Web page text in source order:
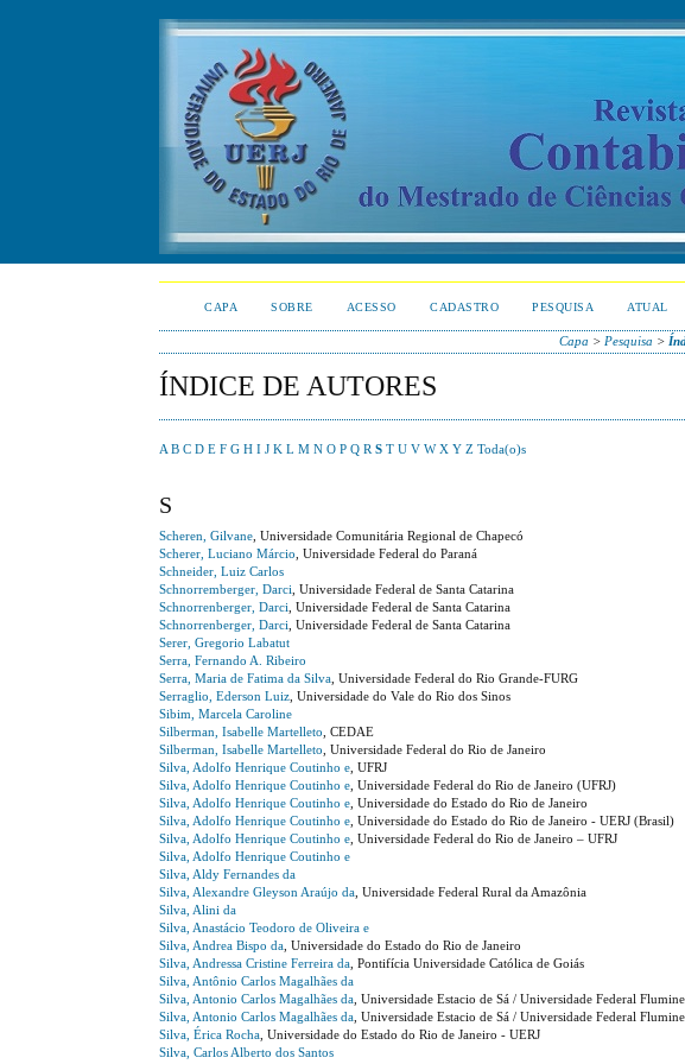
CAPA SOBRE ACESSO CADASTRO PESQUISA ATUAL
Capa > Pesquisa >
ÍNDICE DE AUTORES
A B C D E F G H I J K L M N O P Q R S T U V W X Y Z Toda(o)s
S
Scheren, Gilvane , Universidade Comunitária Regional de Chapecó
Scherer, Luciano Márcio , Universidade Federal do Paraná
Schneider, Luiz Carlos
Schnorremberger, Darci , Universidade Federal de Santa Catarina
Schnorrenberger, Darci , Universidade Federal de Santa Catarina
Schnorrenberger, Darci , Universidade Federal de Santa Catarina
Serer, Gregorio Labatut
Serra, Fernando A. Ribeiro
Serra, Maria de Fatima da Silva , Universidade Federal do Rio Grande-FURG
Serraglio, Ederson Luiz , Universidade do Vale do Rio dos Sinos
Sibim, Marcela Caroline
Silberman, Isabelle Martelleto , CEDAE
Silberman, Isabelle Martelleto , Universidade Federal do Rio de Janeiro
Silva, Adolfo Henrique Coutinho e , UFRJ
Silva, Adolfo Henrique Coutinho e , Universidade Federal do Rio de Janeiro (UFRJ)
Silva, Adolfo Henrique Coutinho e , Universidade do Estado do Rio de Janeiro
Silva, Adolfo Henrique Coutinho e , Universidade do Estado do Rio de Janeiro - UERJ (Brasil)
Silva, Adolfo Henrique Coutinho e , Universidade Federal do Rio de Janeiro – UFRJ
Silva, Adolfo Henrique Coutinho e
Silva, Aldy Fernandes da
Silva, Alexandre Gleyson Araújo da , Universidade Federal Rural da Amazônia
Silva, Alini da
Silva, Anastácio Teodoro de Oliveira e
Silva, Andrea Bispo da , Universidade do Estado do Rio de Janeiro
Silva, Andressa Cristine Ferreira da , Pontifícia Universidade Católica de Goiás
Silva, Antônio Carlos Magalhães da
Silva, Antonio Carlos Magalhães da , Universidade Estacio de Sá / Universidade Federal
Silva, Antonio Carlos Magalhães da , Universidade Estacio de Sá / Universidade Federal
Silva, Érica Rocha , Universidade do Estado do Rio de Janeiro - UERJ
Silva, Carlos Alberto dos Santos